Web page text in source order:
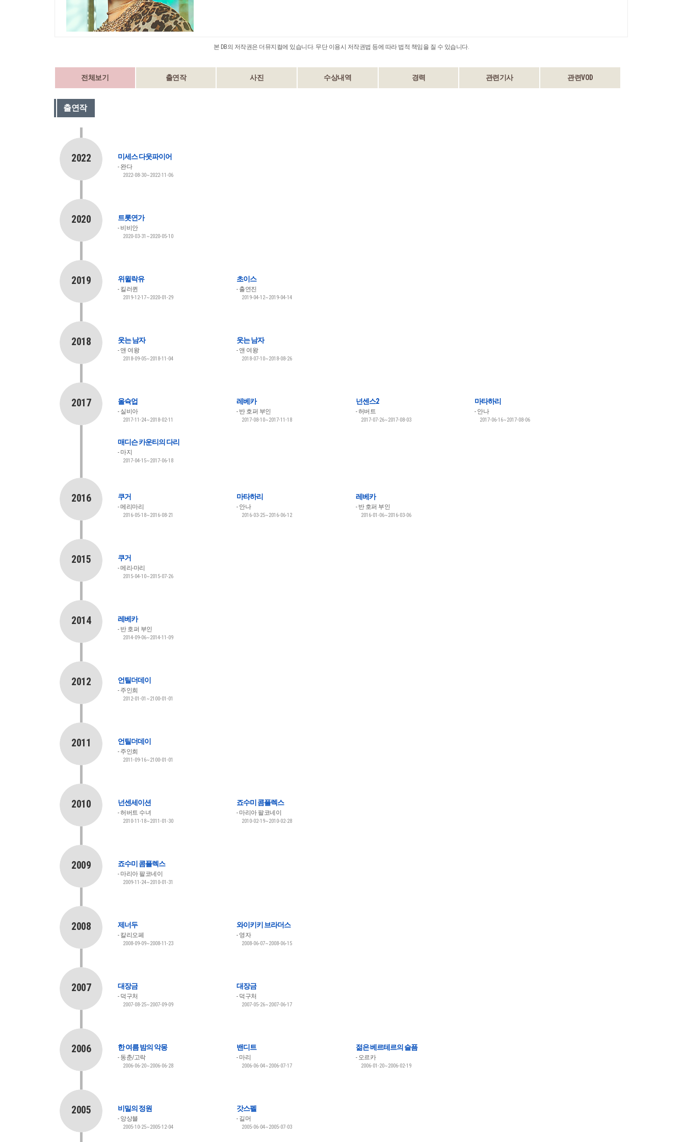
본 DB의 저작권은 더뮤지컬에 있습니다. 무단 이용시 저작권법 등에 따라 법적 책임을 질 수 있습니다.
전체보기 출연작 사진 수상내역 경력 관련기사 관련VOD
출연작
2022 미세스 다웃파이어
완다
2022-08-30~2022-11-06
2020 트롯연가
비비안
2020-03-31~2020-05-10
2019 위윌락유
킬러퀸
2019-12-17~2020-01-29
초이스
출연진
2019-04-12~2019-04-14
2018 웃는 남자
앤 여왕
2018-09-05~2018-11-04
웃는 남자
앤 여왕
2018-07-10~2018-08-26
2017 올슉업
실비아
2017-11-24~2018-02-11
레베카
반 호퍼 부인
2017-08-10~2017-11-18
넌센스2
허버트
2017-07-26~2017-08-03
마타하리
안나
2017-06-16~2017-08-06
매디슨 카운티의 다리
마지
2017-04-15~2017-06-18
2016 쿠거
메리마리
2016-05-18~2016-08-21
마타하리
안나
2016-03-25~2016-06-12
레베카
반 호퍼 부인
2016-01-06~2016-03-06
2015 쿠거
메리-마리
2015-04-10~2015-07-26
2014 레베카
반 호퍼 부인
2014-09-06~2014-11-09
2012 언틸더데이
주인희
2012-01-01~2100-01-01
2011 언틸더데이
주인희
2011-09-16~2100-01-01
2010 넌센세이션
허버트 수녀
2010-11-18~2011-01-30
죠수미 콤플렉스
마리아 팔코네이
2010-02-19~2010-02-28
2009 죠수미 콤플렉스
마리아 팔코네이
2009-11-24~2010-01-31
2008 제너두
칼리오페
2008-09-09~2008-11-23
와이키키 브라더스
영자
2008-06-07~2008-06-15
2007 대장금
덕구처
2007-08-25~2007-09-09
대장금
덕구처
2007-05-26~2007-06-17
2006 한 여름 밤의 악몽
동춘/고락
2006-06-20~2006-06-28
밴디트
마리
2006-06-04~2006-07-17
젊은 베르테르의 슬픔
오르카
2006-01-20~2006-02-19
2005 비밀의 정원
앙상블
2005-10-25~2005-12-04
갓스펠
길머
2005-06-04~2005-07-03